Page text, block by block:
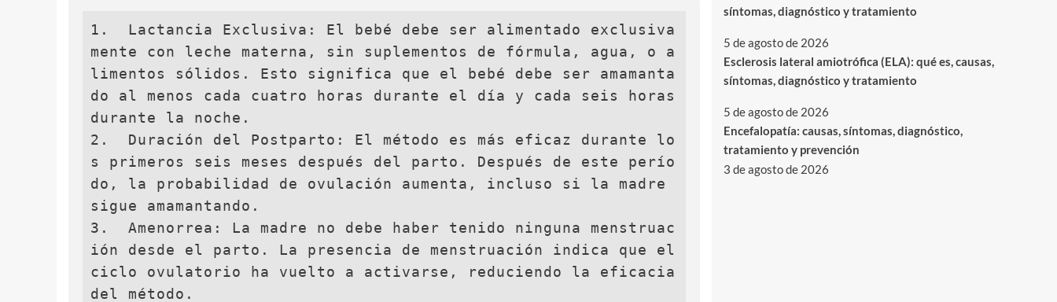
1.  Lactancia Exclusiva: El bebé debe ser alimentado exclusiva
mente con leche materna, sin suplementos de fórmula, agua, o a
limentos sólidos. Esto significa que el bebé debe ser amamanta
do al menos cada cuatro horas durante el día y cada seis horas
durante la noche.
2.  Duración del Postparto: El método es más eficaz durante lo
s primeros seis meses después del parto. Después de este perío
do, la probabilidad de ovulación aumenta, incluso si la madre
sigue amamantando.
3.  Amenorrea: La madre no debe haber tenido ninguna menstruac
ión desde el parto. La presencia de menstruación indica que el
ciclo ovulatorio ha vuelto a activarse, reduciendo la eficacia
del método.
síntomas, diagnóstico y tratamiento
5 de agosto de 2026
Esclerosis lateral amiotrófica (ELA): qué es, causas,
síntomas, diagnóstico y tratamiento
5 de agosto de 2026
Encefalopatía: causas, síntomas, diagnóstico,
tratamiento y prevención
3 de agosto de 2026